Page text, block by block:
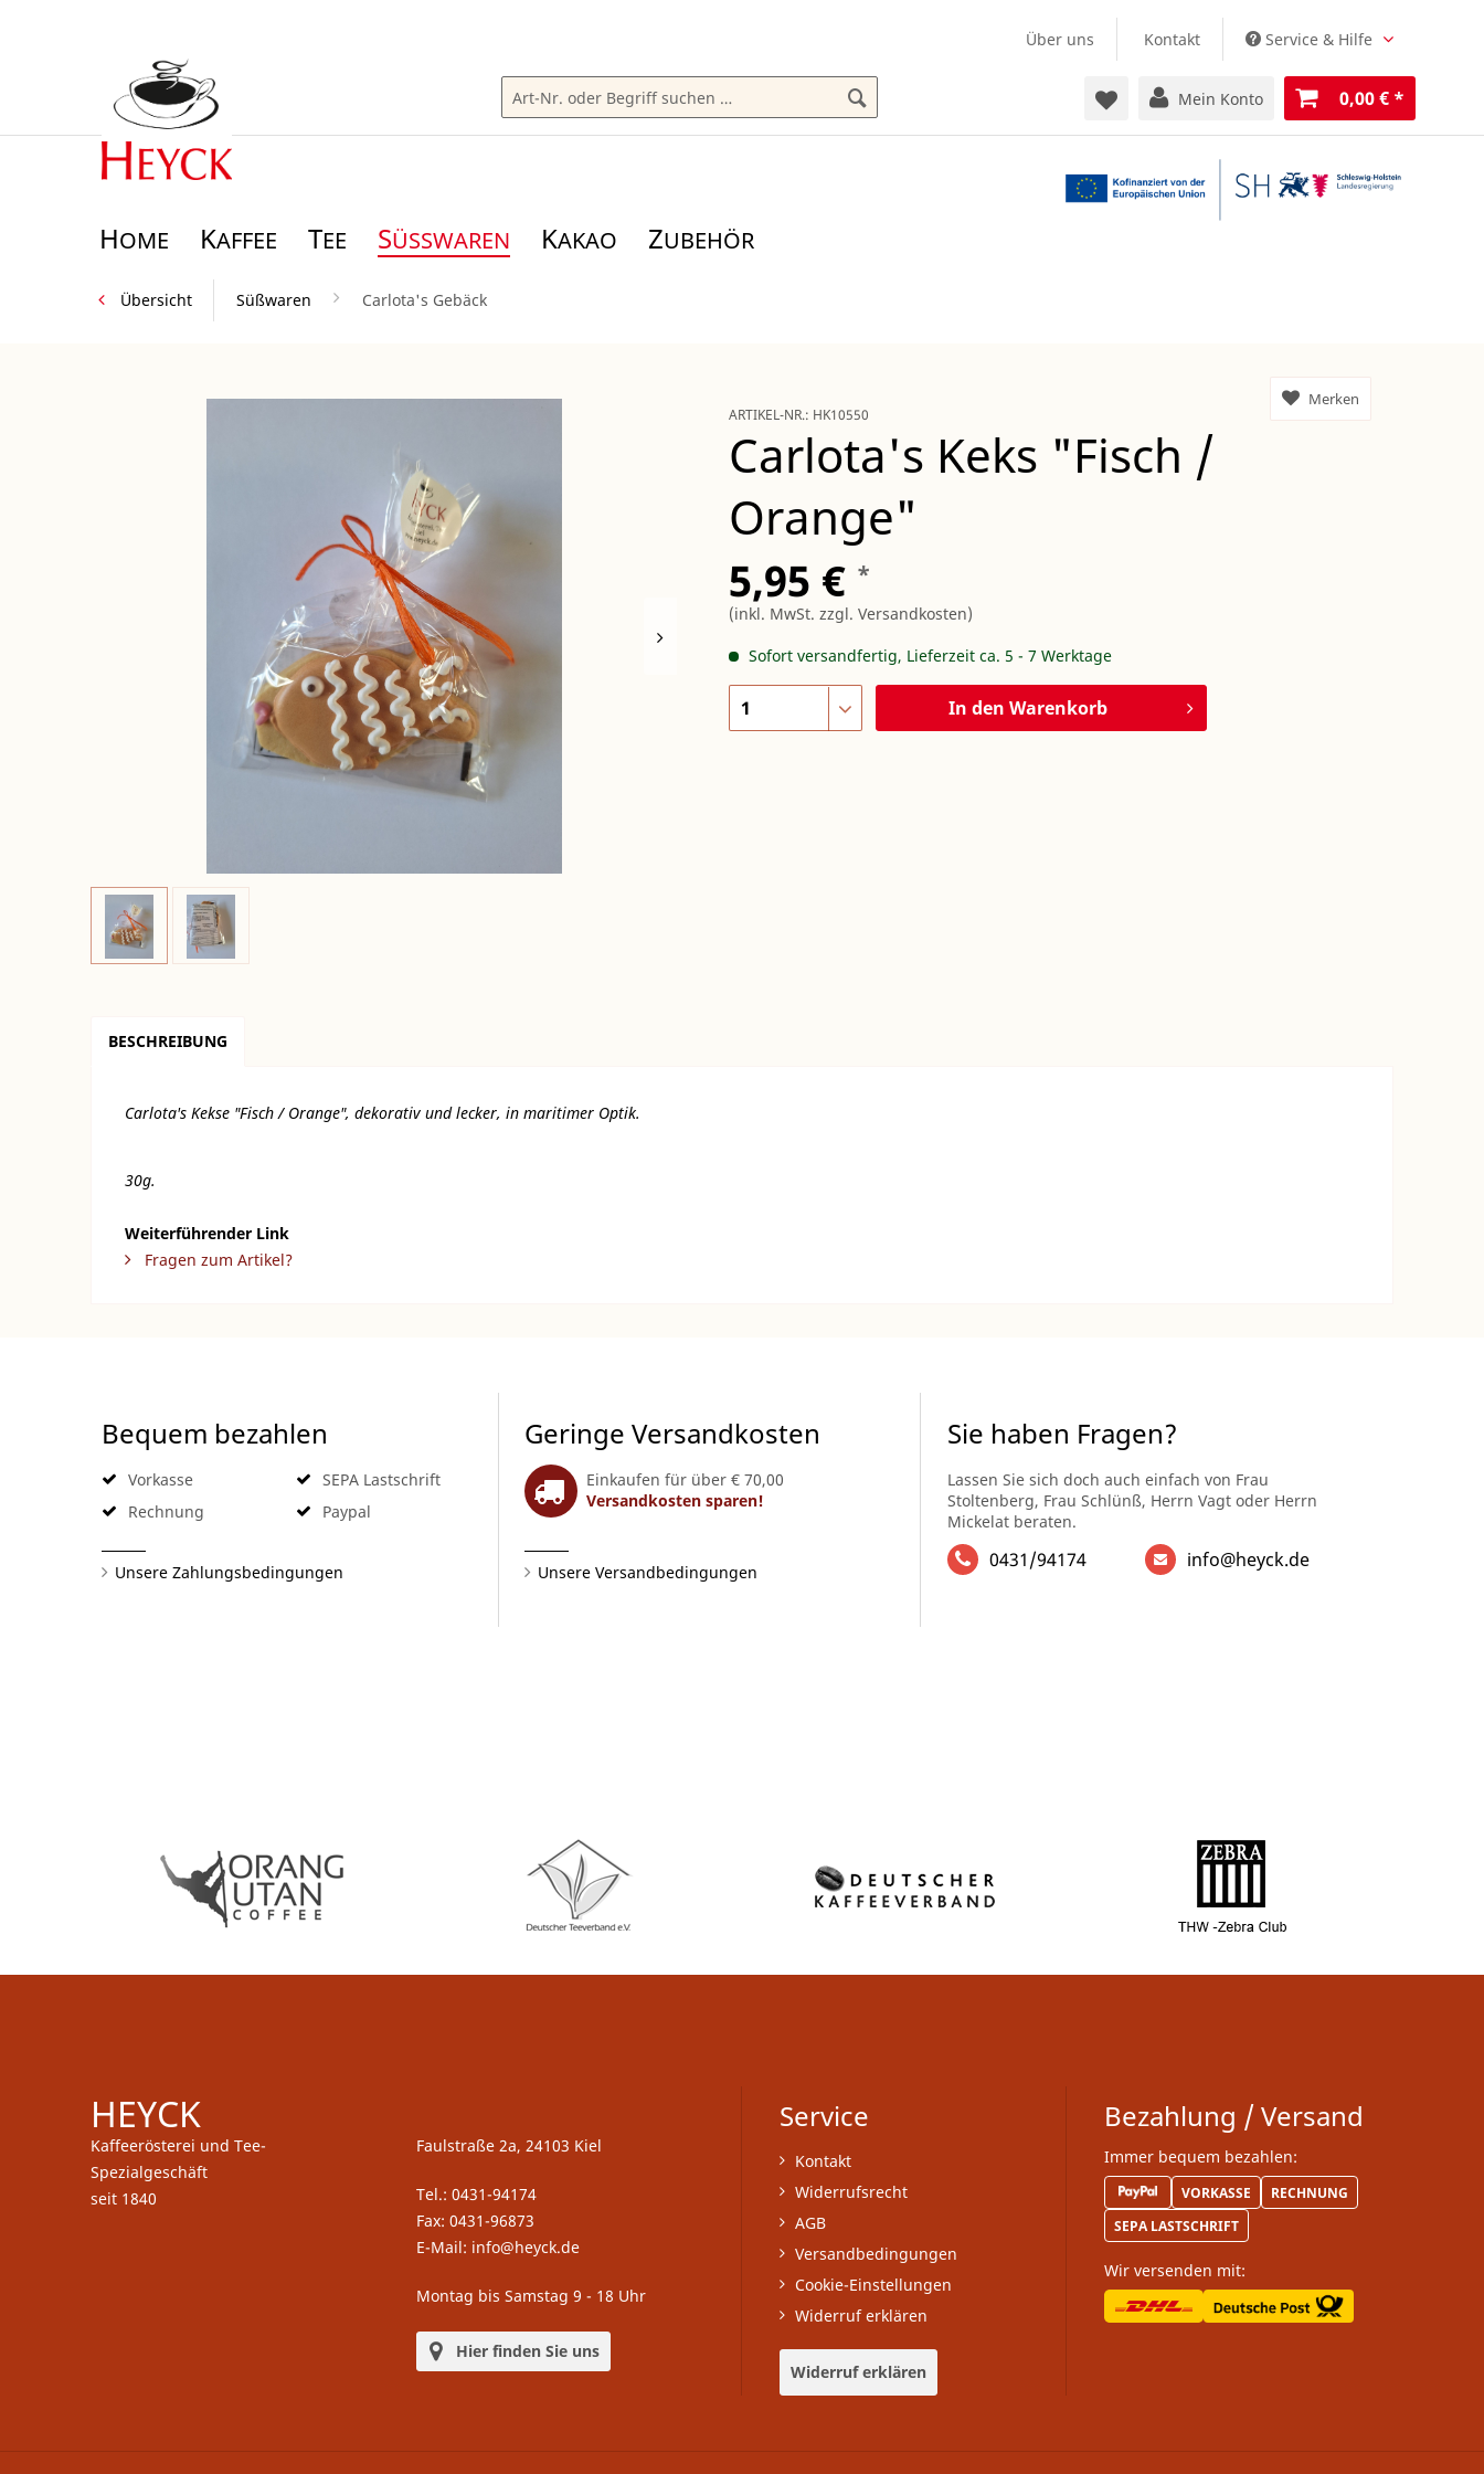
Über uns Kontakt Service & Hilfe
Mein Konto 0,00 € *
HOME KAFFEE TEE SÜSSWAREN KAKAO ZUBEHÖR
Übersicht Süßwaren Carlota's Gebäck
ARTIKEL-NR.: HK10550
Carlota's Keks "Fisch /
Orange"
5,95 € *
(inkl. MwSt.zzgl. Versandkosten)
Sofort versandfertig, Lieferzeit ca. 5 - 7 Werktage
In den Warenkorb
Merken
BESCHREIBUNG
Carlota's Kekse "Fisch / Orange", dekorativ und lecker, in maritimer Optik.
30g.
Weiterführender Link
Fragen zum Artikel?
Bequem bezahlen
Vorkasse
Rechnung
SEPA Lastschrift
Paypal
Unsere Zahlungsbedingungen
Geringe Versandkosten
Einkaufen für über € 70,00
Versandkosten sparen!
Unsere Versandbedingungen
Sie haben Fragen?
Lassen Sie sich doch auch einfach von Frau
Stoltenberg, Frau Schlünß, Herrn Vagt oder Herrn
Mickelat beraten.
0431/94174 info@heyck.de
HEYCK
Kaffeerösterei und Tee-
Spezialgeschäft
seit 1840
Faulstraße 2a, 24103 Kiel
Tel.: 0431-94174
Fax: 0431-96873
E-Mail: info@heyck.de
Montag bis Samstag 9 - 18 Uhr
Hier finden Sie uns
Service
Kontakt
Widerrufsrecht
AGB
Versandbedingungen
Cookie-Einstellungen
Widerruf erklären
Widerruf erklären
Bezahlung / Versand
Immer bequem bezahlen:
VORKASSE
RECHNUNG
SEPA LASTSCHRIFT
Wir versenden mit: